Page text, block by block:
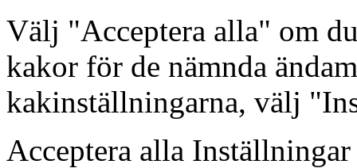
Välj "Acceptera alla" om
kakor för de nämnda
kakinställningarna, välj
Acceptera alla